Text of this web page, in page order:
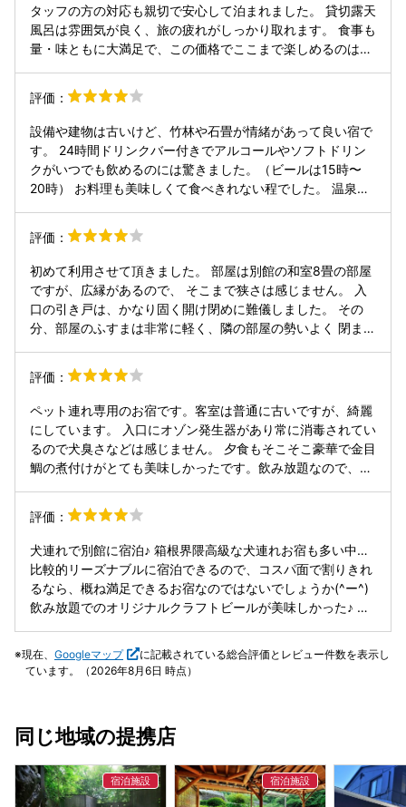
タッフの方の対応も親切で安心して泊まれました。 貸切露天
風呂は雰囲気が良く、旅の疲れがしっかり取れます。 食事も
量・味ともに大満足で、この価格でここまで楽しめるのはか
した。 箱根でワンちゃんと泊まれる宿を探している方にはお
すすめです。
評価：
設備や建物は古いけど、竹林や石畳が情緒があって良い宿で
す。 24時間ドリンクバー付きでアルコールやソフトドリン
クがいつでも飲めるのには驚きました。（ビールは15時〜
20時） お料理も美味しくて食べきれない程でした。 温泉の
ランはなく、屋外ドッグランは狭いです。 入口の足拭きタオ
ルは乾きがちなので、霧吹きを添えておくと良いと思いま
す。
評価：
初めて利用させて頂きました。 部屋は別館の和室8畳の部屋
ですが、広縁があるので、 そこまで狭さは感じません。 入
口の引き戸は、かなり固く開け閉めに難儀しました。 その
分、部屋のふすまは非常に軽く、隣の部屋の勢いよく 閉まる
りのボリューミーに感じましたし、とても美味しかったで
す。 部屋の設備として、わんこ用のトイレトレーは準備有り
ますが、 トイレシートの準備が無いので、必要な場合は、フ
ロント前のアメニティコーナーから自分で持っていく必要が
あります。
評価：
ペット連れ専用のお宿です。客室は普通に古いですが、綺麗
にしています。 入口にオゾン発生器があり常に消毒されてい
るので犬臭さなどは感じません。 夕食もそこそこ豪華で金目
鯛の煮付けがとても美味しかったです。飲み放題なので、酒
泉が入り放題です。タオルも貸してくれるので、手ぶらいけ
て、普通に2-3温泉行けると思います。うちは一つ行きまし
た。サイコーでした。
評価：
犬連れで別館に宿泊♪ 箱根界隈高級な犬連れお宿も多い中…
比較的リーズナブルに宿泊できるので、コスパ面で割りきれ
るなら、概ね満足できるお宿なのではないでしょうか(^ー^)
飲み放題でのオリジナルクラフトビールが美味しかった♪ す
浴場は広くはないけれど、夜1時まで入れるのは良かっ
オモチャなどもありました。 ただ、先の意見にもあるよう
アメニティの内容は、少々物足りないかもしれません(^^; 気
張らず、気軽にペットと箱根旅行を楽しみたい人向けのお宿
現在、 Googleマップ
に記載されている総合評価とレビュー件数を表示し
ています。（2026年8月6日 時点）
同じ地域の提携店